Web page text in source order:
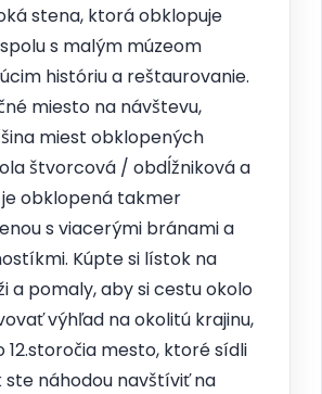
stena, ktorá obklopuje
s malým múzeom
históriu a reštaurovanie.
miesto na návštevu,
miest obklopených
štvorcová / obdĺžniková a
je obklopená takmer
s viacerými bránami a
Kúpte si lístok na
a pomaly, aby si cestu okolo
výhľad na okolitú krajinu,
12.storočia mesto, ktoré sídli
ste náhodou navštíviť na